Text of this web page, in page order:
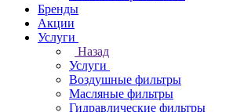
Бренды
Акции
Услуги
Назад
Услуги
Воздушные фильтры
Масляные фильтры
Гидравлические фильтры